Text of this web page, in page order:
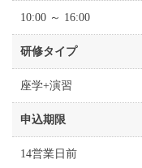
10:00 ～ 16:00
研修タイプ
座学+演習
申込期限
14営業日前